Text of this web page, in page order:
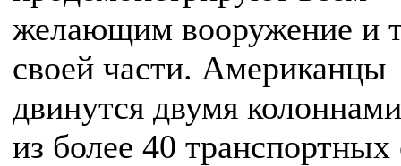
желающим вооружение и
своей части. Американцы
двинутся двумя колоннами
из более 40 транспортных